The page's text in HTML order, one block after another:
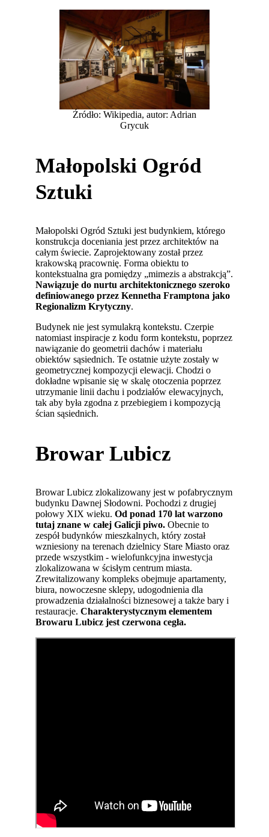
Źródło: Wikipedia, autor: Adrian
Grycuk
Małopolski Ogród
Sztuki
Małopolski Ogród Sztuki jest budynkiem, którego
konstrukcja doceniania jest przez architektów na
całym świecie. Zaprojektowany został przez
krakowską pracownię. Forma obiektu to
kontekstualna gra pomiędzy „mimezis a abstrakcją”.
Nawiązuje do nurtu architektonicznego szeroko
definiowanego przez Kennetha Framptona jako
Regionalizm Krytyczny.
Budynek nie jest symulakrą kontekstu. Czerpie
natomiast inspiracje z kodu form kontekstu, poprzez
nawiązanie do geometrii dachów i materiału
obiektów sąsiednich. Te ostatnie użyte zostały w
geometrycznej kompozycji elewacji. Chodzi o
dokładne wpisanie się w skalę otoczenia poprzez
utrzymanie linii dachu i podziałów elewacyjnych,
tak aby była zgodna z przebiegiem i kompozycją
ścian sąsiednich.
Browar Lubicz
Browar Lubicz zlokalizowany jest w pofabrycznym
budynku Dawnej Słodowni. Pochodzi z drugiej
połowy XIX wieku.Od ponad 170 lat warzono
tutaj znane w całej Galicji piwo. Obecnie to
zespół budynków mieszkalnych, który został
wzniesiony na terenach dzielnicy Stare Miasto oraz
przede wszystkim - wielofunkcyjna inwestycja
zlokalizowana w ścisłym centrum miasta.
Zrewitalizowany kompleks obejmuje apartamenty,
biura, nowoczesne sklepy, udogodnienia dla
prowadzenia działalności biznesowej a także bary i
restauracje. Charakterystycznym elementem
Browaru Lubicz jest czerwona cegła.